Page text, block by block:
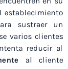
establecimiento
sustraer un
varios clientes
reducir al
al cliente